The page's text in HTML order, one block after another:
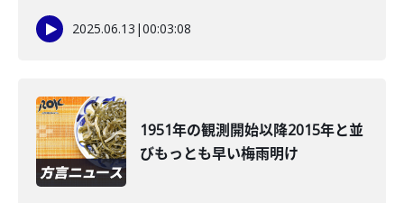
2025.06.13 |00:03:08
1951年の観測開始以降2015年と並
びもっとも早い梅雨明け